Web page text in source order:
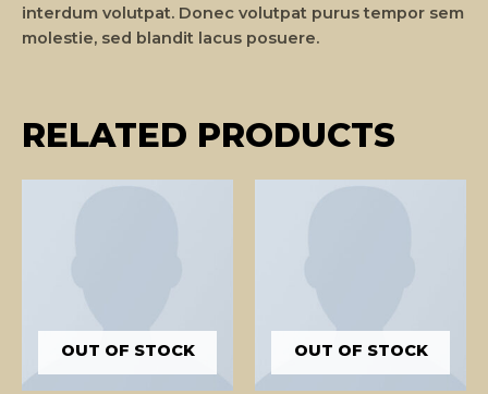
interdum volutpat. Donec volutpat purus tempor sem
molestie, sed blandit lacus posuere.
RELATED PRODUCTS
OUT OF STOCK OUT OF STOCK